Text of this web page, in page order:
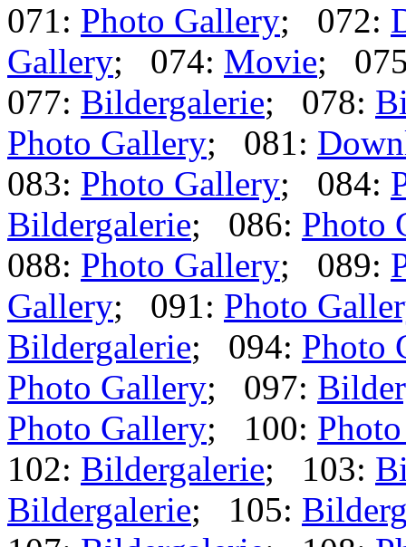
071: Photo Gallery; 072:
Gallery; 074: Movie;
077: Bildergalerie; 078:
Photo Gallery; 081:
083: Photo Gallery; 084:
Bildergalerie; 086: Photo
088: Photo Gallery; 089:
Gallery; 091: Photo
Bildergalerie; 094: Photo
Photo Gallery; 097:
Photo Gallery; 100:
102: Bildergalerie; 103:
Bildergalerie; 105: